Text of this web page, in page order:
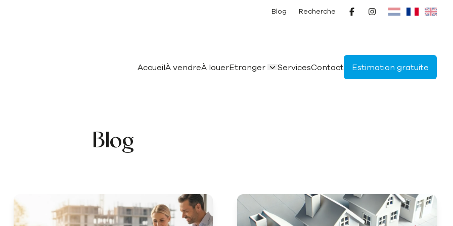
Blog Recherche
AccueilÀ vendreÀ louerEtranger ServicesContact Estimation gratuite
Blog